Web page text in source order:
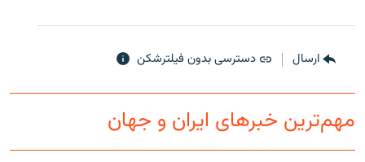
ارسال دسترسی بدون فیلترشکن
مهم‌ترین خبرهای ایران و جهان